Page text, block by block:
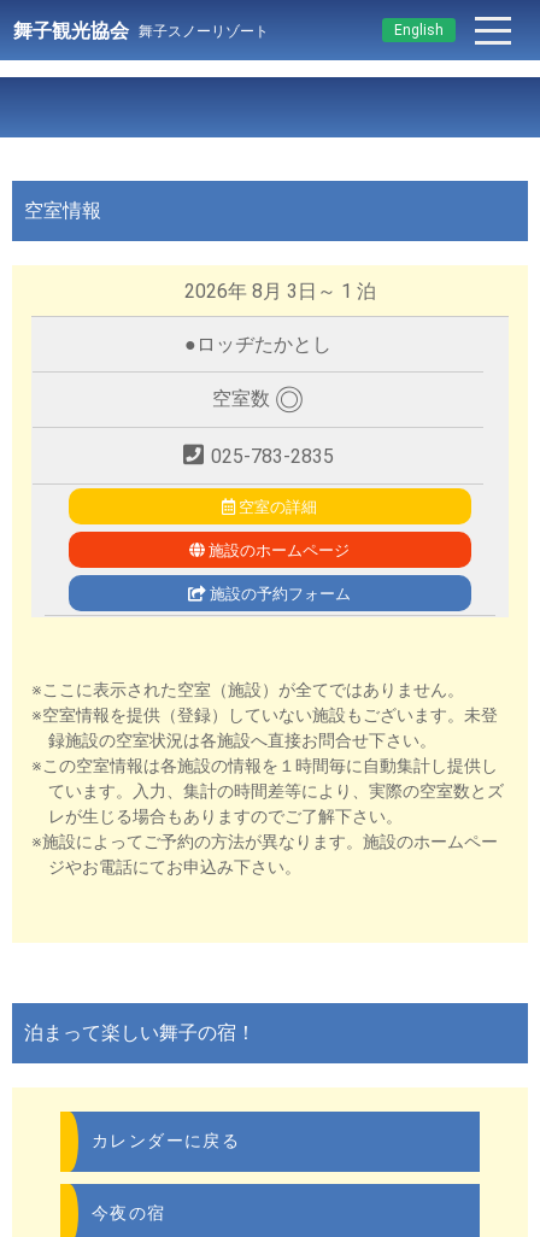
English
舞子観光協会 舞子スノーリゾート
空室情報
2026年 8月 3日～ 1 泊
● ロッヂたかとし
空室数 ◎
025-783-2835
空室の詳細
施設のホームページ
施設の予約フォーム
※ここに表示された空室（施設）が全てではありません。
※空室情報を提供（登録）していない施設もございます。未登
録施設の空室状況は各施設へ直接お問合せ下さい。
※この空室情報は各施設の情報を１時間毎に自動集計し提供し
ています。入力、集計の時間差等により、実際の空室数とズ
レが生じる場合もありますのでご了解下さい。
※施設によってご予約の方法が異なります。施設のホームペー
ジやお電話にてお申込み下さい。
泊まって楽しい舞子の宿！
カレンダーに戻る
今夜の宿